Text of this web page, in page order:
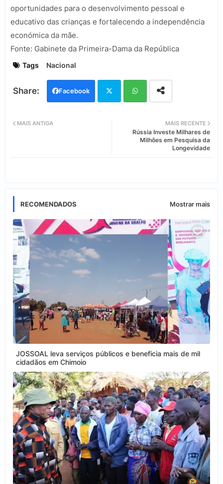
oportunidades para o desenvolvimento pessoal e
educativo das crianças e fortalecendo a independência
económica da mãe.
Fonte: Gabinete da Primeira-Dama da República
Tags Nacional
Facebook
ats
MAIS RECENTE
Rússia Investe Milhares de
Milhões em Pesquisa da
Longevidade
MAIS ANTIGA
RECOMENDADOS Mostrar mais
JOSSOAL leva serviços públicos e beneficia mais de mil
cidadãos em Chimoio